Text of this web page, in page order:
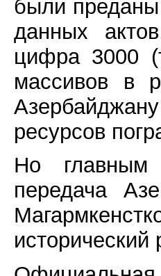
были
данных
цифра 3000
массивов в
ресурсов
Но главным
передача